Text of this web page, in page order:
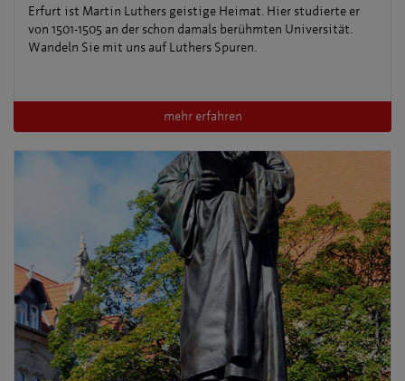
Erfurt ist Martin Luthers geistige Heimat. Hier studierte er
von 1501-1505 an der schon damals berühmten Universität.
Wandeln Sie mit uns auf Luthers Spuren.
mehr erfahren